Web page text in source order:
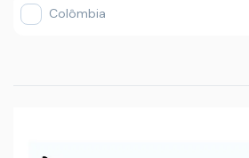
Colômbia